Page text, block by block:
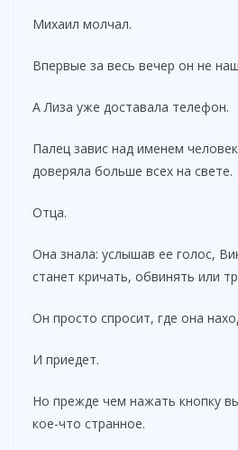
Михаил молчал.
Впервые за весь вечер он не
А Лиза уже доставала телефон.
Палец завис над именем
доверяла больше всех на свете.
Отца.
Она знала: услышав ее голос,
станет кричать, обвинять или
Он просто спросит, где она
И приедет.
Но прежде чем нажать кнопку
кое-что странное.